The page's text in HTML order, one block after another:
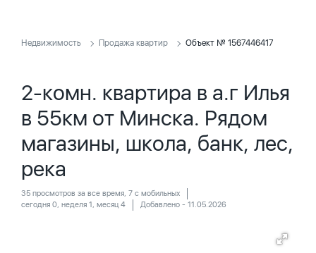
Недвижимость Продажа квартир Объект № 1567446417
2-комн. квартира в а.г Илья
в 55км от Минска. Рядом
магазины, школа, банк, лес,
река
35 просмотров за все время, 7 с мобильных
сегодня 0, неделя 1, месяц 4
Добавлено - 11.05.2026